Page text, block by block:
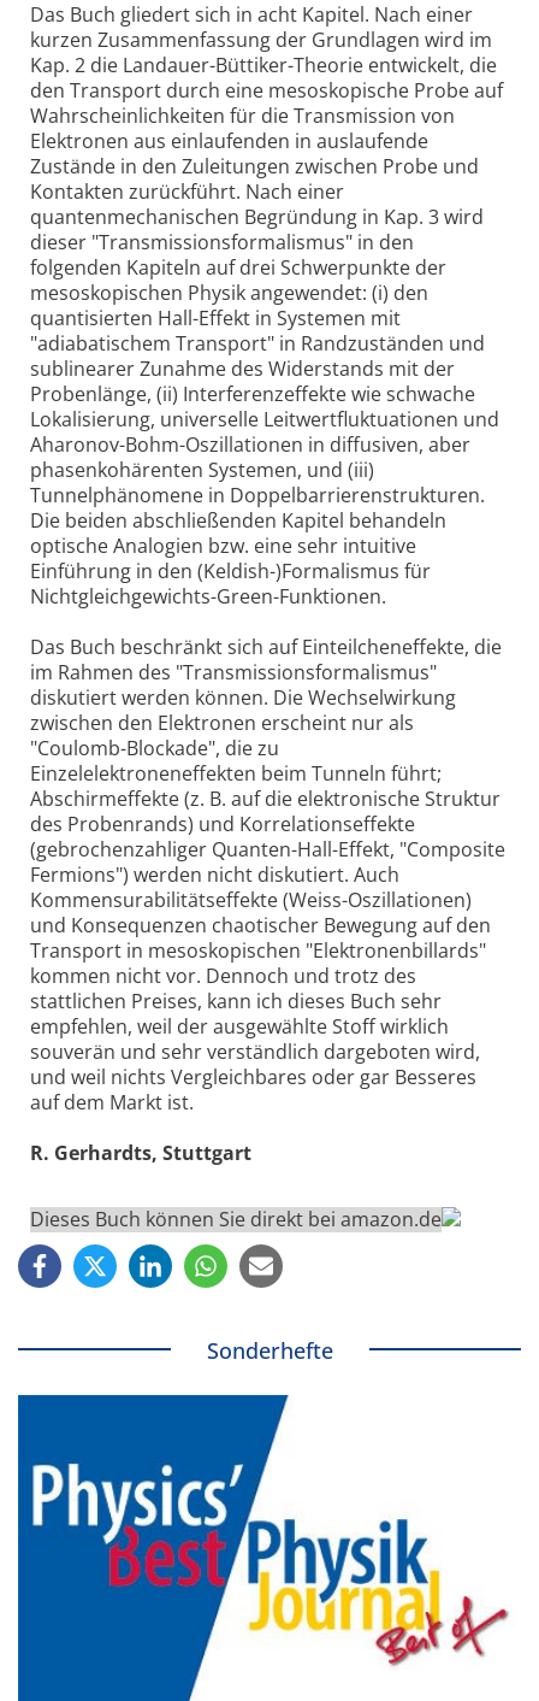
Das Buch gliedert sich in acht Kapitel. Nach einer
kurzen Zusammenfassung der Grundlagen wird im
Kap. 2 die Landauer-Büttiker-Theorie entwickelt, die
den Transport durch eine mesoskopische Probe auf
Wahrscheinlichkeiten für die Transmission von
Elektronen aus einlaufenden in auslaufende
Zustände in den Zuleitungen zwischen Probe und
Kontakten zurückführt. Nach einer
quantenmechanischen Begründung in Kap. 3 wird
dieser "Transmissionsformalismus" in den
folgenden Kapiteln auf drei Schwerpunkte der
mesoskopischen Physik angewendet: (i) den
quantisierten Hall-Effekt in Systemen mit
"adiabatischem Transport" in Randzuständen und
sublinearer Zunahme des Widerstands mit der
Probenlänge, (ii) Interferenzeffekte wie schwache
Lokalisierung, universelle Leitwertfluktuationen und
Aharonov-Bohm-Oszillationen in diffusiven, aber
phasenkohärenten Systemen, und (iii)
Tunnelphänomene in Doppelbarrierenstrukturen.
Die beiden abschließenden Kapitel behandeln
optische Analogien bzw. eine sehr intuitive
Einführung in den (Keldish-)Formalismus für
Nichtgleichgewichts-Green-Funktionen.
Das Buch beschränkt sich auf Einteilcheneffekte, die
im Rahmen des "Transmissionsformalismus"
diskutiert werden können. Die Wechselwirkung
zwischen den Elektronen erscheint nur als
"Coulomb-Blockade", die zu
Einzelelektroneneffekten beim Tunneln führt;
Abschirmeffekte (z. B. auf die elektronische Struktur
des Probenrands) und Korrelationseffekte
(gebrochenzahliger Quanten-Hall-Effekt, "Composite
Fermions") werden nicht diskutiert. Auch
Kommensurabilitätseffekte (Weiss-Oszillationen)
und Konsequenzen chaotischer Bewegung auf den
Transport in mesoskopischen "Elektronenbillards"
kommen nicht vor. Dennoch und trotz des
stattlichen Preises, kann ich dieses Buch sehr
empfehlen, weil der ausgewählte Stoff wirklich
souverän und sehr verständlich dargeboten wird,
und weil nichts Vergleichbares oder gar Besseres
auf dem Markt ist.
R. Gerhardts, Stuttgart
Dieses Buch können Sie direkt bei amazon.de
Sonderhefte